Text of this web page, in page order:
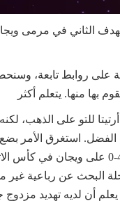
الثاني في مرمى
على روابط تابعة،
بها منها. يتعلم أكثر
للتو على الذهب،
استغرق الأمر
من فوز أرسنال 4-0 على ويجان في
البحث عن رباعية غير
أن لديه تهديد مزدوج